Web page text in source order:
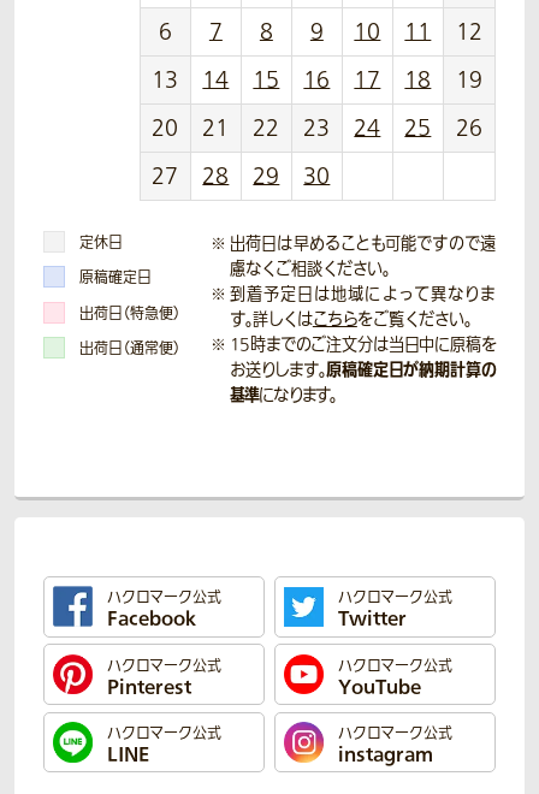
6
7 8 9 10 11
12
13
14 15 16 17 18
19
20
21 22 23 24 25
26
27
28 29 30
定休日
原稿確定日
出荷日（特急便）
出荷日（通常便）
出荷日は早めることも可能ですので遠
慮なくご相談ください。
到着予定日は地域によって異なりま
す。詳しくはこちらをご覧ください。
15時までのご注文分は当日中に原稿を
お送りします。原稿確定日が納期計算の
基準になります。
ハクロマーク公式
Facebook
ハクロマーク公式
Twitter
ハクロマーク公式
Pinterest
ハクロマーク公式
YouTube
ハクロマーク公式
LINE
ハクロマーク公式
instagram